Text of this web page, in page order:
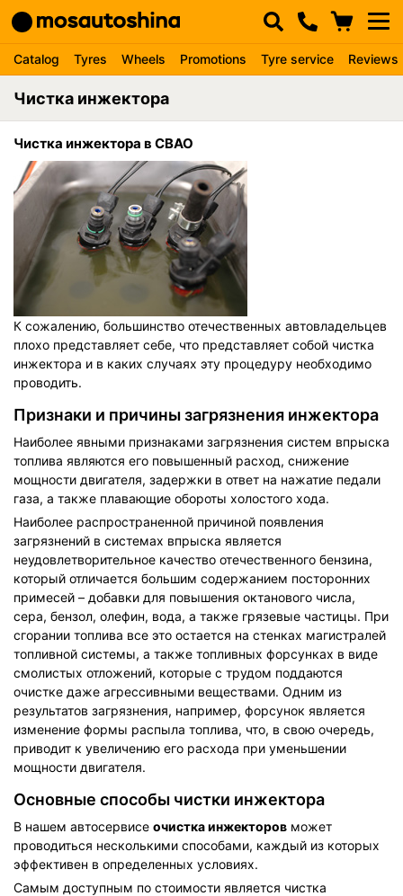
Catalog Tyres Wheels Promotions Tyre service Reviews
Чистка инжектора
Чистка инжектора в СВАО
К сожалению, большинство отечественных автовладельцев
плохо представляет себе, что представляет собой чистка
инжектора и в каких случаях эту процедуру необходимо
проводить.
Признаки и причины загрязнения инжектора
Наиболее явными признаками загрязнения систем впрыска
топлива являются его повышенный расход, снижение
мощности двигателя, задержки в ответ на нажатие педали
газа, а также плавающие обороты холостого хода.
Наиболее распространенной причиной появления
загрязнений в системах впрыска является
неудовлетворительное качество отечественного бензина,
который отличается большим содержанием посторонних
примесей – добавки для повышения октанового числа,
сера, бензол, олефин, вода, а также грязевые частицы. При
сгорании топлива все это остается на стенках магистралей
топливной системы, а также топливных форсунках в виде
смолистых отложений, которые с трудом поддаются
очистке даже агрессивными веществами. Одним из
результатов загрязнения, например, форсунок является
изменение формы распыла топлива, что, в свою очередь,
приводит к увеличению его расхода при уменьшении
мощности двигателя.
Основные способы чистки инжектора
В нашем автосервисе очистка инжекторов может
проводиться несколькими способами, каждый из которых
эффективен в определенных условиях.
Самым доступным по стоимости является чистка